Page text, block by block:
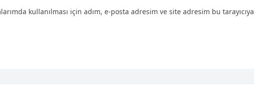
kullanılması için adım, e-posta adresim ve site adresim bu tarayıcıya